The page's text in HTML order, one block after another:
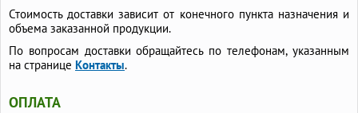
Стоимость доставки зависит от конечного пункта назначения и
объема заказанной продукции.
По вопросам доставки обращайтесь по телефонам, указанным
на странице Контакты.
ОПЛАТА